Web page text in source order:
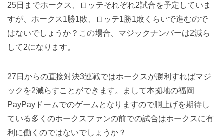
25日までホークス、ロッテそれぞれ2試合を予定していま
すが、ホークス1勝1敗、ロッテ1勝1敗くらいで進むので
はないでしょうか？この場合、マジックナンバーは2減ら
して2になります。
27日からの直接対決3連戦ではホークスが勝利すればマジ
ックを2減らすことができます。まして本拠地の福岡
PayPayドームでのゲームとなりますので胴上げを期待し
ている多くのホークスファンの前での試合はホークスに有
利に働くのではないでしょうか？